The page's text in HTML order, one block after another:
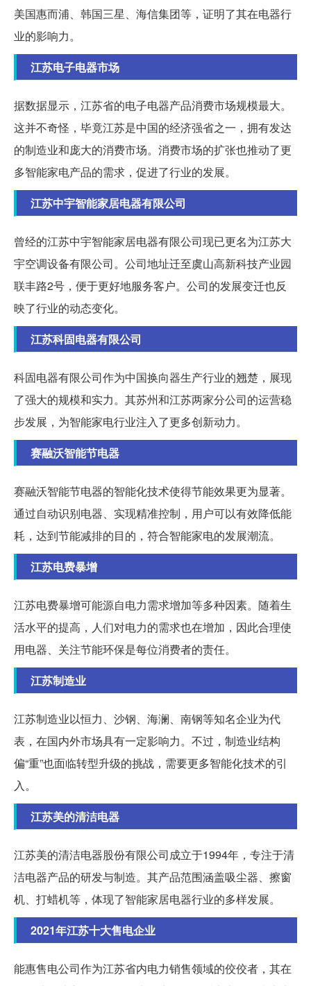
美国惠而浦、韩国三星、海信集团等，证明了其在电器行
业的影响力。
江苏电子电器市场
据数据显示，江苏省的电子电器产品消费市场规模最大。
这并不奇怪，毕竟江苏是中国的经济强省之一，拥有发达
的制造业和庞大的消费市场。消费市场的扩张也推动了更
多智能家电产品的需求，促进了行业的发展。
江苏中宇智能家居电器有限公司
曾经的江苏中宇智能家居电器有限公司现已更名为江苏大
宇空调设备有限公司。公司地址迁至虞山高新科技产业园
联丰路2号，便于更好地服务客户。公司的发展变迁也反
映了行业的动态变化。
江苏科固电器有限公司
科固电器有限公司作为中国换向器生产行业的翘楚，展现
了强大的规模和实力。其苏州和江苏两家分公司的运营稳
步发展，为智能家电行业注入了更多创新动力。
赛融沃智能节电器
赛融沃智能节电器的智能化技术使得节能效果更为显著。
通过自动识别电器、实现精准控制，用户可以有效降低能
耗，达到节能减排的目的，符合智能家电的发展潮流。
江苏电费暴增
江苏电费暴增可能源自电力需求增加等多种因素。随着生
活水平的提高，人们对电力的需求也在增加，因此合理使
用电器、关注节能环保是每位消费者的责任。
江苏制造业
江苏制造业以恒力、沙钢、海澜、南钢等知名企业为代
表，在国内外市场具有一定影响力。不过，制造业结构
偏“重”也面临转型升级的挑战，需要更多智能化技术的引
入。
江苏美的清洁电器
江苏美的清洁电器股份有限公司成立于1994年，专注于清
洁电器产品的研发与制造。其产品范围涵盖吸尘器、擦窗
机、打蜡机等，体现了智能家居电器行业的多样发展。
2021年江苏十大售电企业
能惠售电公司作为江苏省内电力销售领域的佼佼者，其在